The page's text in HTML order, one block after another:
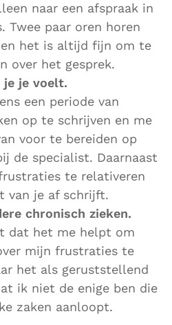
naar een afspraak in
Twee paar oren horen
en het is altijd fijn om te
over het gesprek.
je je voelt.
een periode van
op te schrijven en me
voor te bereiden op
de specialist. Daarnaast
te relativeren
van je af schrijft.
chronisch zieken.
dat het me helpt om
mijn frustraties te
het als geruststellend
ik niet de enige ben die
zaken aanloopt.